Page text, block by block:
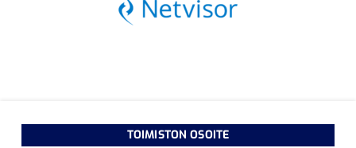
TOIMISTON OSOITE